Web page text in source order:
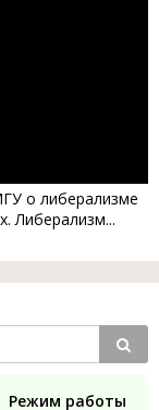
о либерализме
Либерализм...
Режим работы